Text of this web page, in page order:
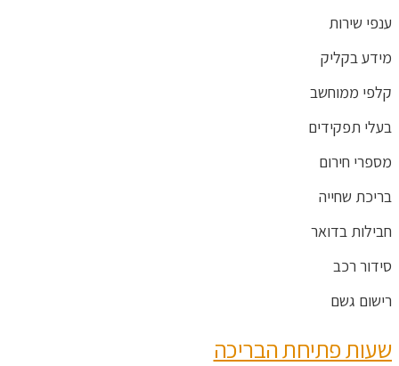
ענפי שירות
מידע בקליק
קלפי ממוחשב
בעלי תפקידים
מספרי חירום
בריכת שחייה
חבילות בדואר
סידור רכב
רישום גשם
שעות פתיחת הבריכה